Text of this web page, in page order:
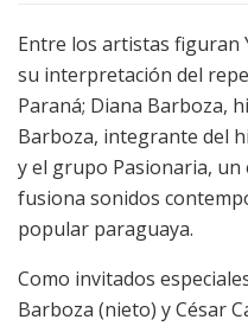
Entre los artistas figuran
su interpretación del
Paraná; Diana Barboza,
Barboza, integrante del
y el grupo Pasionaria,
fusiona sonidos
popular paraguaya.
Como invitados
Barboza (nieto) y César